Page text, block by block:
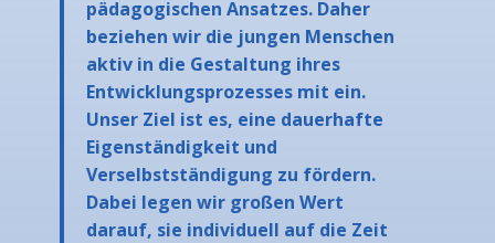
pädagogischen Ansatzes. Daher
beziehen wir die jungen Menschen
aktiv in die Gestaltung ihres
Entwicklungsprozesses mit ein.
Unser Ziel ist es, eine dauerhafte
Eigenständigkeit und
Verselbstständigung zu fördern.
Dabei legen wir großen Wert
darauf, sie individuell auf die Zeit